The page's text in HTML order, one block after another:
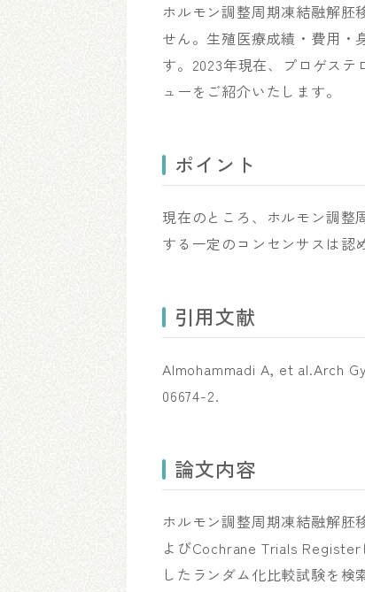
ホルモン調整周期凍結融解胚
せん。生殖医療成績・費用・
す。2023年現在、プロゲス
ューをご紹介いたします。
ポイント
現在のところ、ホルモン調整
する一定のコンセンサスは認
引用文献
Almohammadi A, et al.Arch
06674-2.
論文内容
ホルモン調整周期凍結融解胚
よびCochrane Trials
したランダム化比較試験を検